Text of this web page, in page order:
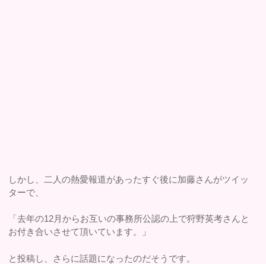
しかし、二人の熱愛報道があったすぐ後に加藤さんがツイッ
ターで、
「去年の12月からお互いの事務所公認の上で狩野英考さんと
お付き合いさせて頂いています。」
と投稿し、さらに話題になったのだそうです。